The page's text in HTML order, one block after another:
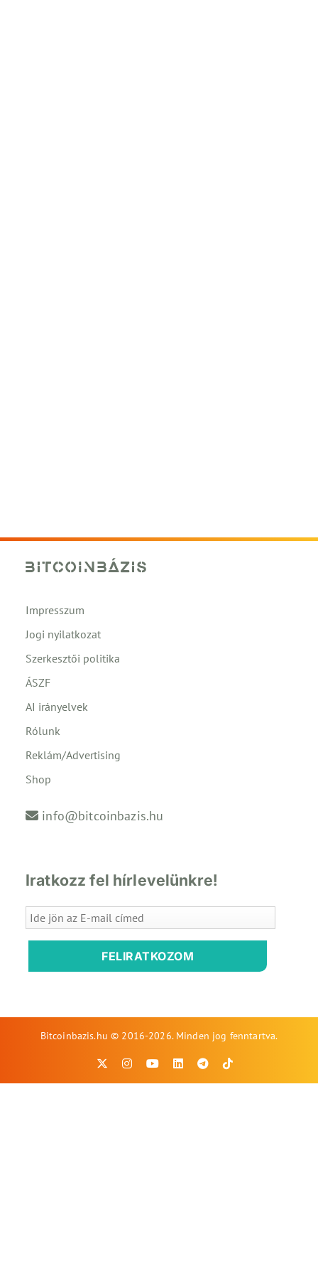
Impresszum
Jogi nyilatkozat
Szerkesztői politika
ÁSZF
AI irányelvek
Rólunk
Reklám/Advertising
Shop
info@bitcoinbazis.hu
Iratkozz fel hírlevelünkre!
FELIRATKOZOM
Bitcoinbazis.hu © 2016-2026. Minden jog fenntartva.